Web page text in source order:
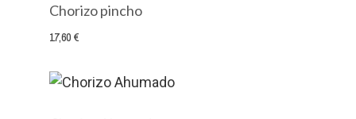
Chorizo pincho
17,60 €